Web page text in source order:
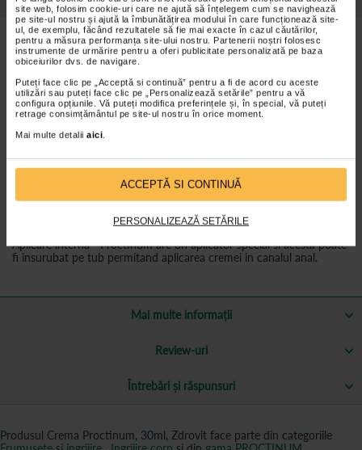
site web, folosim cookie-uri care ne ajută să înțelegem cum se navighează
pe site-ul nostru și ajută la îmbunătățirea modului în care funcționează site-
ul, de exemplu, făcând rezultatele să fie mai exacte în cazul căutărilor,
pentru a măsura performanța site-ului nostru. Partenerii noștri folosesc
instrumente de urmărire pentru a oferi publicitate personalizată pe baza
obiceiurilor dvs. de navigare.
Puteți face clic pe „Acceptă si continuă” pentru a fi de acord cu aceste
utilizări sau puteți face clic pe „Personalizează setările” pentru a vă
configura opțiunile. Vă puteți modifica preferințele și, în special, vă puteți
retrage consimțământul pe site-ul nostru în orice moment.
Mai multe detalii aici.
ACCEPTĂ SI CONTINUĂ
PERSONALIZEAZĂ SETĂRILE
Beneficii:
Ajuta la calmarea durerii;
Are actiune protectoare, lubrifianta si revigoranta;
Creeaza o bariera hidrolipidica ce protejeaza tesutul perianal;
Reduce colonizarea cu bacterii.
Mod de administrare:
Se aplica in canalul anal si in zona perianala.
se poate aplica cu degetul si se maseaza usor.
Aplicare interna - Proctinum are un aplicator special si acesta poate
fi insurubat pe tub permitand aplicarea cremei in canalul anal.
Mai multe informații
Review-uri
Întrebări și răspunsuri
Produsul Crema Proctinum, 30ml, Zdrovit face parte din categoriile